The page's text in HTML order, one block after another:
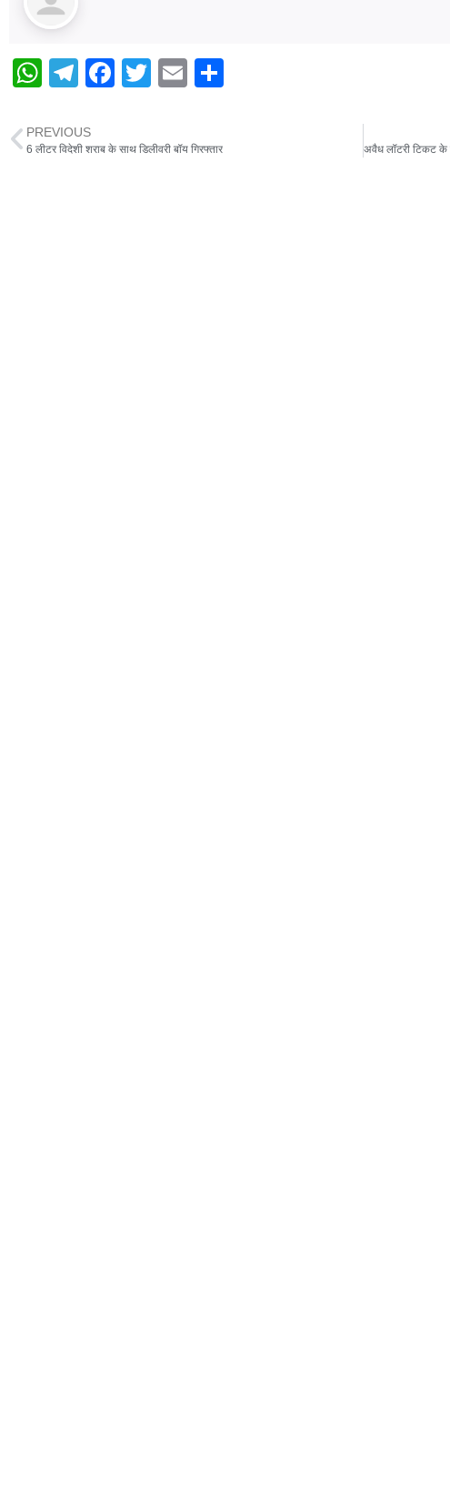
W
at
s
T
e
g
F
e
T
er
E
l
PREVIOUS
6 लीटर विदेशी शराब के साथ डिलीवरी बॉय गिरफ्तार